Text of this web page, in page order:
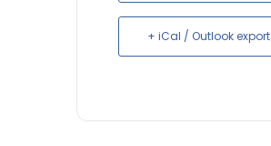
+ iCal / Outlook export